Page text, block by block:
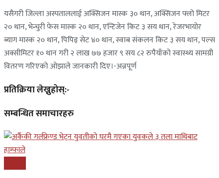
यसैगरी जिल्ला अस्पताललाई अक्सिजन मास्क ३० थान, अक्सिजन फ्लो मिटर
२० थान, भेन्चुरी फेस मास्क २० थान, एन्टिजेन किट ३ सय थान, रेजरभायोर
ब्याग मास्क २० थान, पिपिइ सेट ४० थान, स्वाब संकलन किट ३ सय थान, पल्स
अक्सीमिटर १० थान गरी २ लाख ७७ हजार ९ सय ८२ रुपैयाँको स्वास्थ्य सामग्री
वितरण गरिएको ओझाले जानकारी दिए।-अन्नपूर्ण
प्रतिक्रिया लेख्नुहोस्:-
सम्बन्धित समाचारहरु